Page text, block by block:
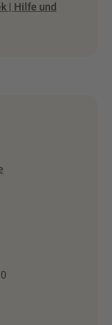
| Hilfe und